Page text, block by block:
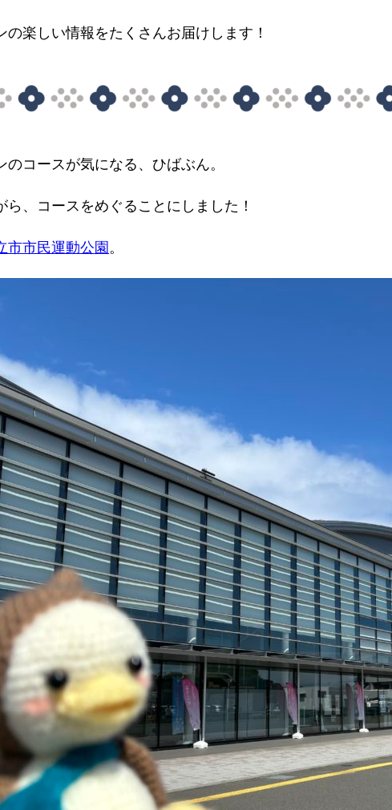
楽しい情報をたくさんお届けします！
コースが気になる、ひばぶん。
ら、コースをめぐることにしました！
市市民運動公園。